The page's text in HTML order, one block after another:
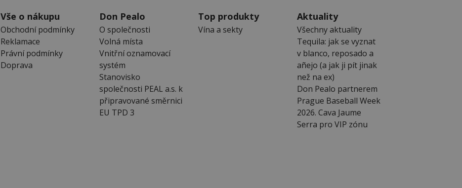
Vše o nákupu
Obchodní podmínky
Reklamace
Právní podmínky
Doprava
Don Pealo
O společnosti
Volná místa
Vnitřní oznamovací
systém
Stanovisko
společnosti PEAL a.s. k
připravované směrnici
EU TPD 3
Top produkty
Vína a sekty
Aktuality
Všechny aktuality
Tequila: jak se vyznat
v blanco, reposado a
añejo (a jak ji pít jinak
než na ex)
Don Pealo partnerem
Prague Baseball Week
2026. Cava Jaume
Serra pro VIP zónu